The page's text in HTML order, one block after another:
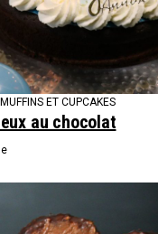
ET CUPCAKES
au chocolat